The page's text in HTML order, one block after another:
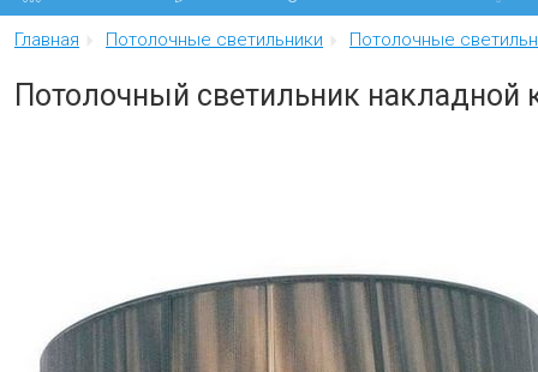
Главная Потолочные светильники Потолочные
Потолочный светильник накладной